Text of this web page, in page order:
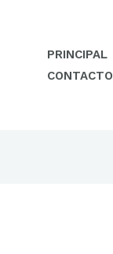
PRINCIPAL
CONTACTO